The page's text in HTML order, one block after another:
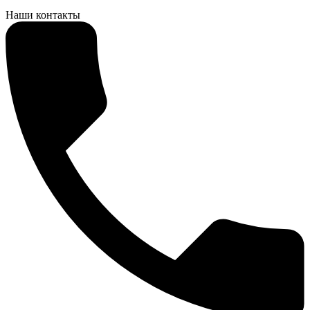
Наши контакты